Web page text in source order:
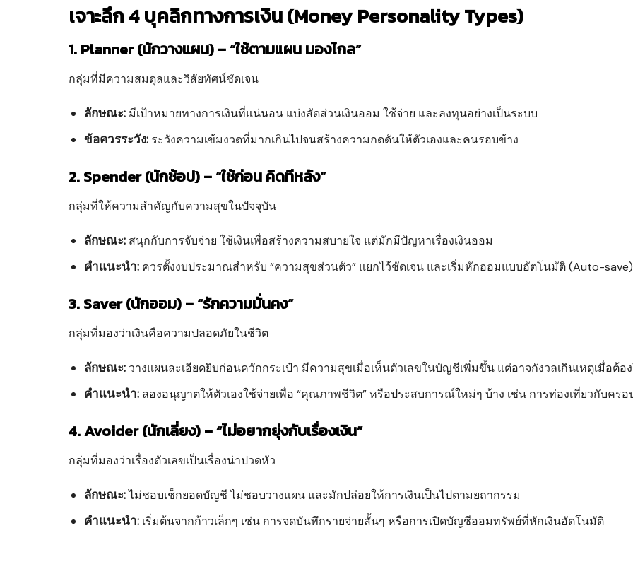
เจาะลึก 4 บุคลิกทางการเงิน (Money Personality Types)
1. Planner (นักวางแผน) – “ใช้ตามแผน มองไกล”
กลุ่มที่มีความสมดุลและวิสัยทัศน์ชัดเจน
ลักษณะ: มีเป้าหมายทางการเงินที่แน่นอน แบ่งสัดส่วนเงินออม ใช้จ่าย และลงทุนอย่างเป็นระบบ
ข้อควรระวัง: ระวังความเข้มงวดที่มากเกินไปจนสร้างความกดดันให้ตัวเองและคนรอบข้าง
2. Spender (นักช้อป) – “ใช้ก่อน คิดทีหลัง”
กลุ่มที่ให้ความสำคัญกับความสุขในปัจจุบัน
ลักษณะ: สนุกกับการจับจ่าย ใช้เงินเพื่อสร้างความสบายใจ แต่มักมีปัญหาเรื่องเงินออม
คำแนะนำ: ควรตั้งงบประมาณสำหรับ “ความสุขส่วนตัว” แยกไว้ชัดเจน และเริ่มหักออมแบบอัตโนมัติ (Auto-save)
3. Saver (นักออม) – “รักความมั่นคง”
กลุ่มที่มองว่าเงินคือความปลอดภัยในชีวิต
ลักษณะ: วางแผนละเอียดยิบก่อนควักกระเป๋า มีความสุขเมื่อเห็นตัวเลขในบัญชีเพิ่มขึ้น แต่อาจกังวลเกินเหตุเมื่อต้อง
คำแนะนำ: ลองอนุญาตให้ตัวเองใช้จ่ายเพื่อ “คุณภาพชีวิต” หรือประสบการณ์ใหม่ๆ บ้าง เช่น การท่องเที่ยวกับครอ
4. Avoider (นักเลี่ยง) – “ไม่อยากยุ่งกับเรื่องเงิน”
กลุ่มที่มองว่าเรื่องตัวเลขเป็นเรื่องน่าปวดหัว
ลักษณะ:ไม่ชอบเช็กยอดบัญชี ไม่ชอบวางแผน และมักปล่อยให้การเงินเป็นไปตามยถากรรม
คำแนะนำ: เริ่มต้นจากก้าวเล็กๆ เช่น การจดบันทึกรายจ่ายสั้นๆ หรือการเปิดบัญชีออมทรัพย์ที่หักเงินอัตโนมัติ